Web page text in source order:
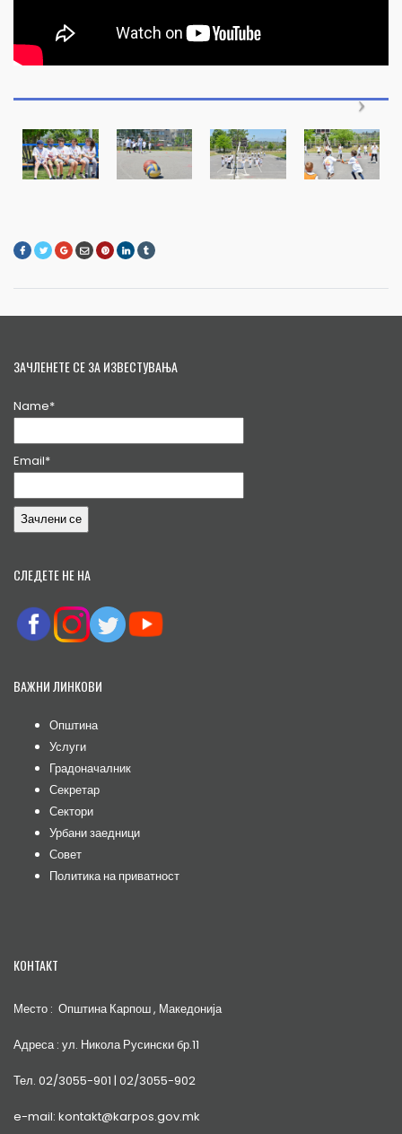
ЗАЧЛЕНЕТЕ СЕ ЗА ИЗВЕСТУВАЊА
Name*
Email*
СЛЕДЕТЕ НЕ НА
ВАЖНИ ЛИНКОВИ
Општина
Услуги
Градоначалник
Секретар
Сектори
Урбани заедници
Совет
Политика на приватност
КОНТАКТ
Место : Општина Карпош , Македонија
Адреса : ул. Никола Русински бр.11
Тел. 02/3055-901 | 02/3055-902
e-mail: kontakt@karpos.gov.mk